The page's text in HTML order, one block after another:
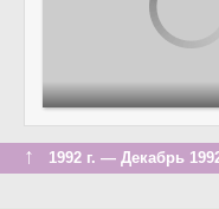
↑ 1992 г. — Декабрь